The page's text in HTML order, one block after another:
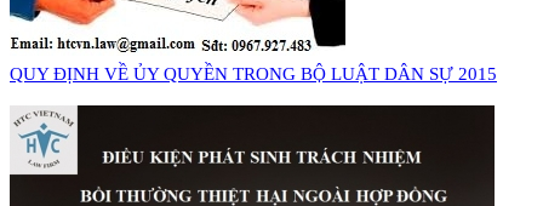
QUY ĐỊNH VỀ ỦY QUYỀN TRONG BỘ LUẬT DÂN SỰ 2015